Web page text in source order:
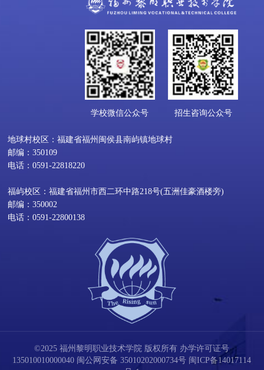
学校微信公众号 招生咨询公众号
地球村校区：福建省福州闽侯县南屿镇地球村
邮编：350109
电话：0591-22818220
福屿校区：福建省福州市西二环中路218号(五洲佳豪酒楼旁)
邮编：350002
电话：0591-22800138
©2025 福州黎明职业技术学院 版权所有 办学许可证号
135010010000040 闽公网安备 35010202000734号 闽ICP备14017114